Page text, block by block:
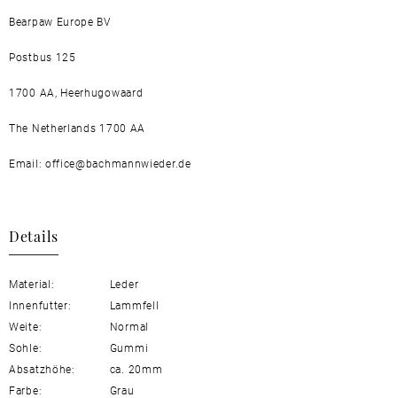
Bearpaw Europe BV
Postbus 125
1700 AA, Heerhugowaard
The Netherlands 1700 AA
Email: office@bachmannwieder.de
Details
Material:
Leder
Innenfutter:
Lammfell
Weite:
Normal
Sohle:
Gummi
Absatzhöhe:
ca. 20mm
Farbe:
Grau